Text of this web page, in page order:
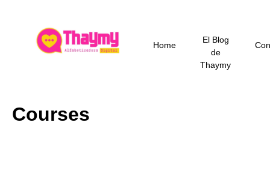
contenido
Home
El Blog
de
Thaymy
Courses